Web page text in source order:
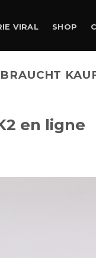
VIRAL SHOP
en ligne